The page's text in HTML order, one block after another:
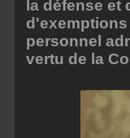
la défense
personnel
vertu de la